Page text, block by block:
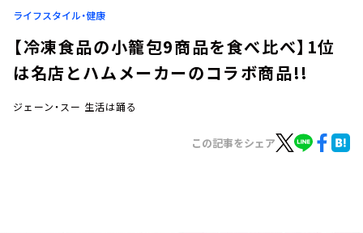
ログイン
ライフスタイル・健康
【冷凍食品の小籠包9商品を食べ比べ】1位
は名店とハムメーカーのコラボ商品!!
ジェーン・スー 生活は踊る
この記事をシェア